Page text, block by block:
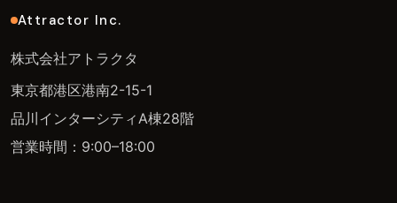
Attractor Inc.
株式会社アトラクタ
東京都港区港南2-15-1
品川インターシティA棟28階
営業時間：9:00–18:00